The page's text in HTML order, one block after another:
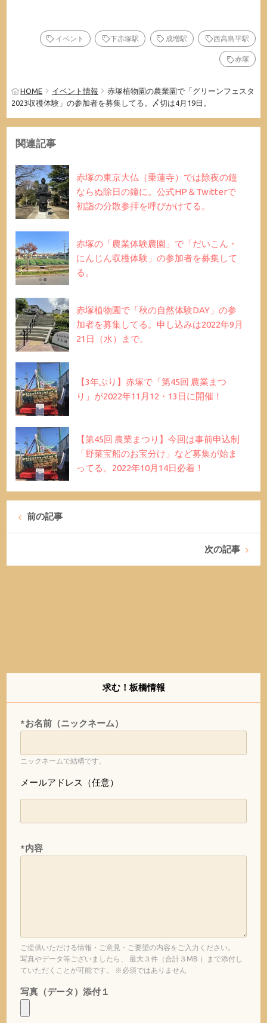
イベント 下赤塚駅 成増駅 西高島平駅
赤塚
HOME イベント情報
赤塚植物園の農業園で「グリーンフェスタ
2023収穫体験」の参加者を募集してる。〆切は4月19日。
関連記事
赤塚の東京大仏（乗蓮寺）では除夜の鐘
ならぬ除日の鐘に。公式HP＆Twitterで
初詣の分散参拝を呼びかけてる。
赤塚の「農業体験農園」で「だいこん・
にんじん収穫体験」の参加者を募集して
る。
赤塚植物園で「秋の自然体験DAY」の参
加者を募集してる。申し込みは2022年9月
21日（水）まで。
【3年ぶり】赤塚で「第45回 農業まつ
り」が2022年11月12・13日に開催！
【第45回 農業まつり】今回は事前申込制
「野菜宝船のお宝分け」など募集が始ま
ってる。2022年10月14日必着！
前の記事
次の記事
求む！板橋情報
*お名前（ニックネーム）
ニックネームで結構です。
メールアドレス（任意）
*内容
ご提供いただける情報・ご意見・ご要望の内容をご入力ください。
写真やデータ等ございましたら、 最大３件（合計３MB ）まで添付し
ていただくことが可能です。 ※必須ではありません
写真（データ）添付１